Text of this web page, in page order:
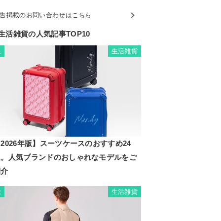
掲載のお問い合わせはこちら
活雑貨の人気記事TOP10
生活雑貨
年版】スーツケースのおすすめ24
人気ブランドのおしゃれなモデルをご
生活雑貨